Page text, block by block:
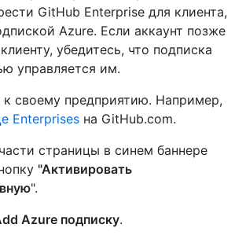
GitHub Enterprise для клиента,
Azure. Если аккаунт позже
убедитесь, что подписка
управляется им.
к своему предприятию. Например,
Enterprises на GitHub.com.
страницы в синем баннере
"Активировать
".
Azure подписку.